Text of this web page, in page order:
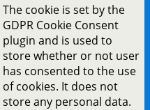
The cookie is set by the
GDPR Cookie Consent
plugin and is used to
store whether or not user
has consented to the use
of cookies. It does not
store any personal data.